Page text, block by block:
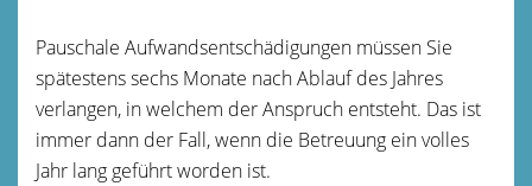
Pauschale Aufwandsentschädigungen müssen Sie
spätestens sechs Monate nach Ablauf des Jahres
verlangen, in welchem der Anspruch entsteht. Das ist
immer dann der Fall, wenn die Betreuung ein volles
Jahr lang geführt worden ist.